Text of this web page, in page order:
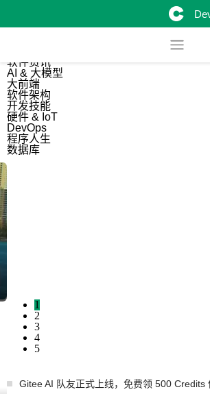
软件资讯
AI & 大模型
大前端
软件架构
开发技能
硬件 & IoT
DevOps
程序人生
数据库
1
2
3
4
5
Gitee AI 队友正式上线，免费领 500 Credits